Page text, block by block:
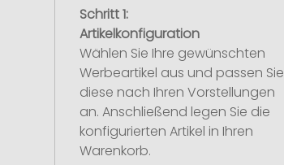
Schritt 1:
Artikelkonfiguration
Wählen Sie Ihre gewünschten
Werbeartikel aus und passen Sie
diese nach Ihren Vorstellungen
an. Anschließend legen Sie die
konfigurierten Artikel in Ihren
Warenkorb.